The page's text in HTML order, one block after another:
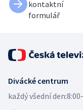
kontaktní
formulář
Divácké centrum
každý všední den: